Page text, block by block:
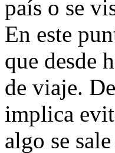
país o se
En este
que desde
de viaje.
implica
algo se